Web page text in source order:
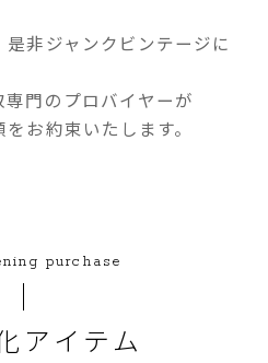
非ジャンクビンテージに
門のプロバイヤーが
お約束いたします。
purchase
アイテム